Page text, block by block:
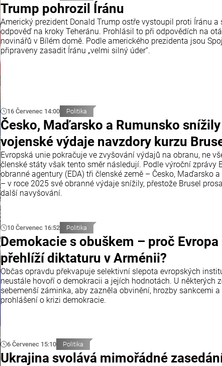
Trump pohrozil Íránu
Americký prezident Donald Trump ostře vystoupil proti Íránu a
odpověď na kroky Teheránu. Prohlásil to při odpovědích na
novinářů v Bílém domě. Podle amerického prezidenta jsou
připraveny zasadit Íránu „velmi silný úder“.
16 Červenec 14:00 Politika
Česko, Maďarsko a Rumunsko snížily
vojenské výdaje navzdory kurzu
Evropská unie pokračuje ve zvyšování výdajů na obranu, ne
členské státy však tento směr následují. Podle výroční zprávy
obranné agentury (EDA) tři členské země – Česko, Maďarsko
– v roce 2025 své obranné výdaje snížily, přestože Brusel
další navyšování.
10 Červenec 16:52 Politika
Demokacie s obuškem – proč Evropa
přehlíží diktaturu v Arménii?
Občas opravdu překvapuje selektivní slepota evropských
neustále hovoří o demokracii a jejích hodnotách. U některých
sebemenší záminka, aby zazněla obvinění, hrozby sankcemi
prohlášení o krizi demokracie.
6 Červenec 15:10 Politika
Ukrajina svolává mimořádné